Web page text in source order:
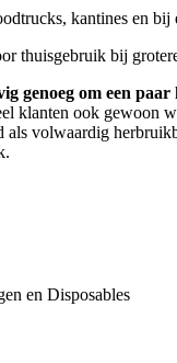
kantines en bij
thuisgebruik bij
genoeg om een
klanten ook gewoon
als volwaardig
en Disposables